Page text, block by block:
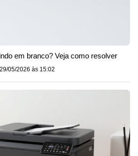
em branco? Veja como resolver
29/05/2026 às 15:02